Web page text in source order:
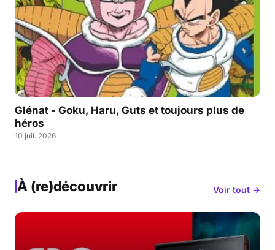
Glénat - Goku, Haru, Guts et toujours plus de
héros
10 juil. 2026
À (re)découvrir Voir tout →